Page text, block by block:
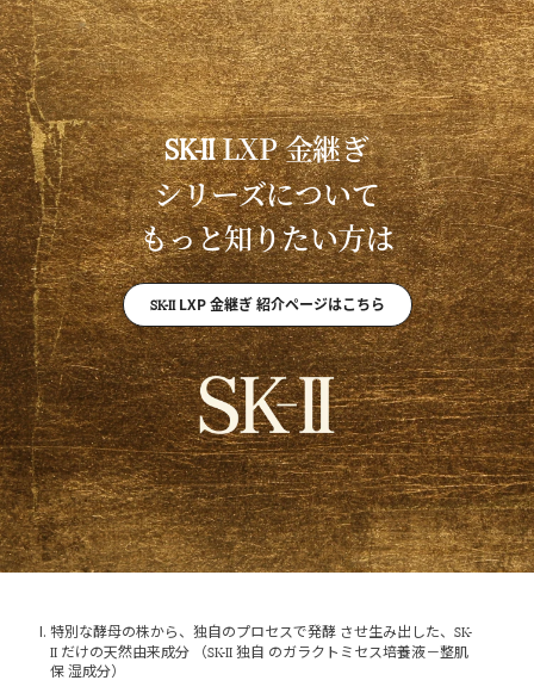
SK-IILXP金継ぎ
シリーズについて
もっと知りたい方は
SK-IILXP 金継ぎ 紹介ページはこちら
特別な酵母の株から、独自のプロセスで発酵 させ生み出した、 SK-
II だけの天然由来成分 （SK-II独自 のガラクトミセス培養液－整肌
保 湿成分）